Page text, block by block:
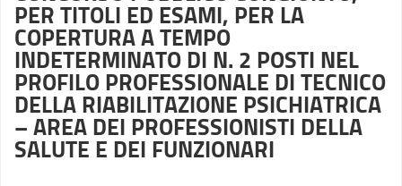
PER TITOLI ED ESAMI, PER LA
COPERTURA A TEMPO
INDETERMINATO DI N. 2 POSTI NEL
PROFILO PROFESSIONALE DI TECNICO
DELLA RIABILITAZIONE PSICHIATRICA
– AREA DEI PROFESSIONISTI DELLA
SALUTE E DEI FUNZIONARI